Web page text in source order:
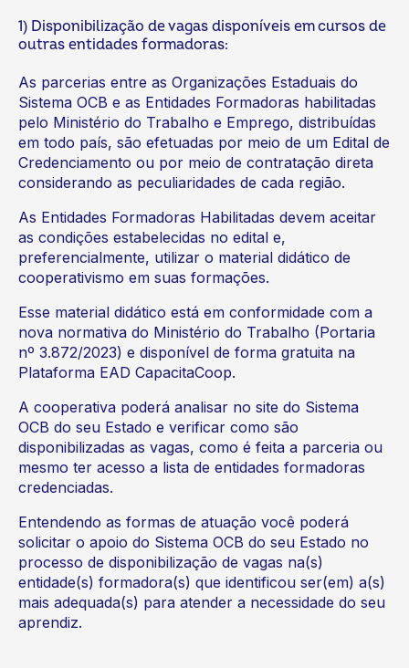
1) Disponibilização de vagas disponíveis em cursos de
outras entidades formadoras:
As parcerias entre as Organizações Estaduais do
Sistema OCB e as Entidades Formadoras habilitadas
pelo Ministério do Trabalho e Emprego, distribuídas
em todo país, são efetuadas por meio de um Edital de
Credenciamento ou por meio de contratação direta
considerando as peculiaridades de cada região.
As Entidades Formadoras Habilitadas devem aceitar
as condições estabelecidas no edital e,
preferencialmente, utilizar o material didático de
cooperativismo em suas formações.
Esse material didático está em conformidade com a
nova normativa do Ministério do Trabalho (Portaria
nº 3.872/2023) e disponível de forma gratuita na
Plataforma EAD CapacitaCoop.
A cooperativa poderá analisar no site do Sistema
OCB do seu Estado e verificar como são
disponibilizadas as vagas, como é feita a parceria ou
mesmo ter acesso a lista de entidades formadoras
credenciadas.
Entendendo as formas de atuação você poderá
solicitar o apoio do Sistema OCB do seu Estado no
processo de disponibilização de vagas na(s)
entidade(s) formadora(s) que identificou ser(em) a(s)
mais adequada(s) para atender a necessidade do seu
aprendiz.